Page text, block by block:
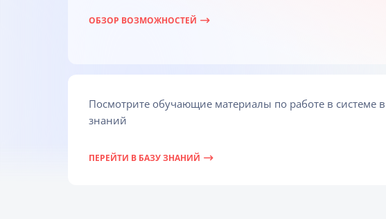
ОБЗОР ВОЗМОЖНОСТЕЙ
Посмотрите обучающие материалы по работе в системе в
знаний
ПЕРЕЙТИ В БАЗУ ЗНАНИЙ